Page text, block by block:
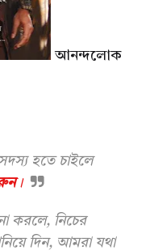
আনন্দলোক
হতে চাইলে
।
করলে, নিচের
দিন, আমরা যথা